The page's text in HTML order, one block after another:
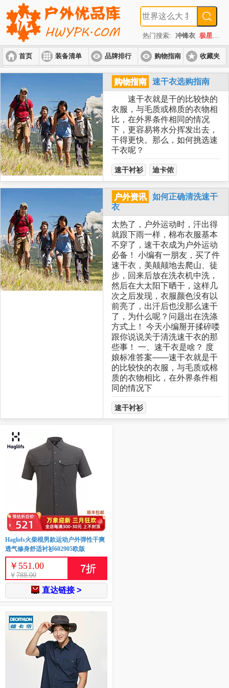
热门搜索: 冲锋衣 极星
首页 装备清单 品牌排行 购物指南
入门套装 进阶套装 高端套装
收藏夹
购物指南
速干衣选购指南
速干衣就是干的比较快的
衣服，与毛质或棉质的衣物相
比，在外界条件相同的情况
下，更容易将水分挥发出去，
干得更快。那么，如何挑选速
干衣呢？
速干衬衫 迪卡侬
户外资讯
如何正确清洗速干
衣
太热了，户外运动时，汗出得
就跟下雨一样，棉布衣服基本
不穿了，速干衣成为户外运动
必备！ 小编有一朋友，买了件
速干衣，美颠颠地去爬山、徒
步，回来后放在洗衣机中洗，
然后在大太阳下晒干，这样几
次之后发现，衣服颜色没有以
前亮了，出汗后也没那么速干
了，为什么呢？问题出在洗涤
方式上！ 今天小编掰开揉碎喽
跟你说说关于清洗速干衣的那
些事！ 一、速干衣是啥？ 度
娘标准答案——速干衣就是干
的比较快的衣服，与毛质或棉
质的衣物相比，在外界条件相
同的情况下
速干衬衫
Haglofs火柴棍男款运动户外弹性干爽
透气修身舒适衬衫602905欧版
￥ 551.00
￥ 788.00
7折
直达链接 >